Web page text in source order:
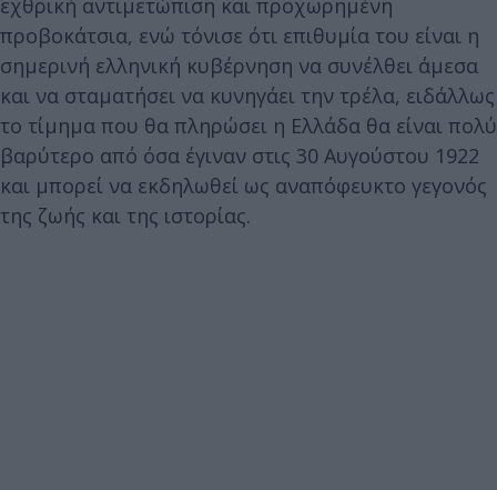
εχθρική αντιμετώπιση και προχωρημένη
προβοκάτσια, ενώ τόνισε ότι επιθυμία του είναι η
σημερινή ελληνική κυβέρνηση να συνέλθει άμεσα
και να σταματήσει να κυνηγάει την τρέλα, ειδάλλως
το τίμημα που θα πληρώσει η Ελλάδα θα είναι πολύ
βαρύτερο από όσα έγιναν στις 30 Αυγούστου 1922
και μπορεί να εκδηλωθεί ως αναπόφευκτο γεγονός
της ζωής και της ιστορίας.